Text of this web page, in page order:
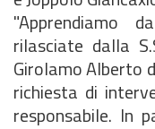
"Apprendiamo
rilasciate dalla
Girolamo Alberto
richiesta di
responsabile. In